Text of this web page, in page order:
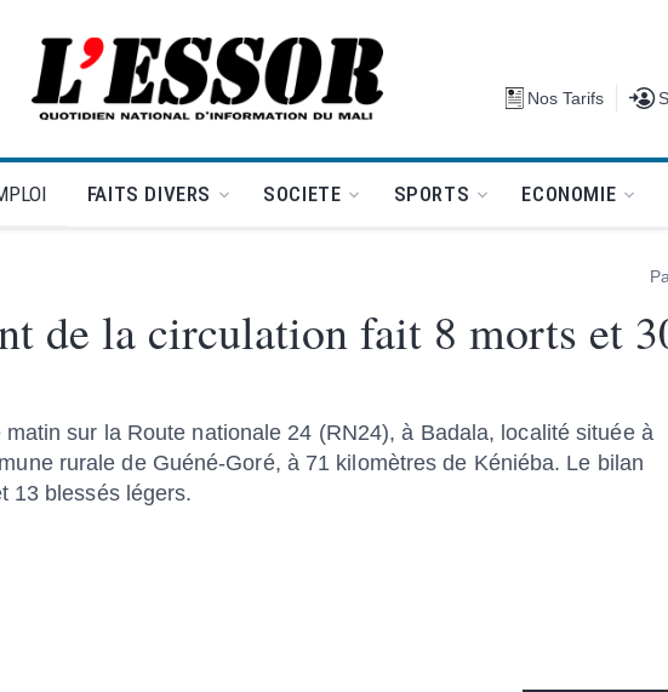
L'Essor - retour à la une Nos Tarifs Se
FAITS DIVERS SOCIETE SPORTS ECONOMIE
de la circulation fait 8 morts et
sur la Route nationale 24 (RN24), à Badala, localité située à
rurale de Guéné-Goré, à 71 kilomètres de Kéniéba. Le bilan
13 blessés légers.